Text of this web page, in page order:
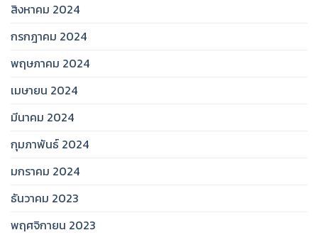
สิงหาคม 2024
กรกฎาคม 2024
พฤษภาคม 2024
เมษายน 2024
มีนาคม 2024
กุมภาพันธ์ 2024
มกราคม 2024
ธันวาคม 2023
พฤศจิกายน 2023